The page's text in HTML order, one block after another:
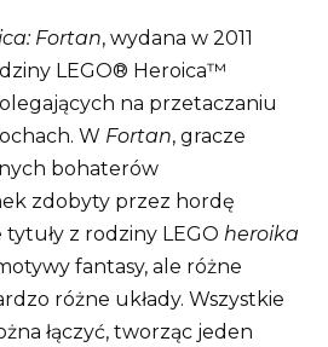
Fortan, wydana w 2011
LEGO® Heroica™
na przetaczaniu
W Fortan, gracze
bohaterów
zdobyty przez hordę
tytuły z rodziny LEGO heroika
fantasy, ale różne
różne układy. Wszystkie
łączyć, tworząc jeden